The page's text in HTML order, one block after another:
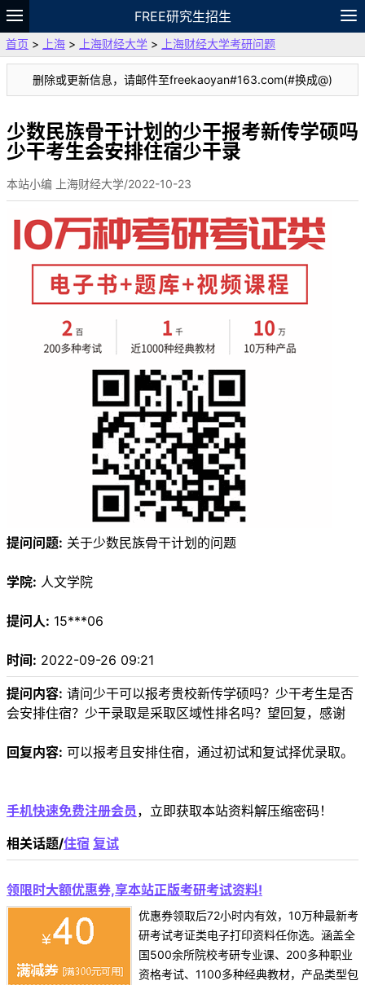
FREE研究生招生
题库
故事 专题 APP 笔记
论坛
VIP
资料
首页 > 上海 > 上海财经大学 > 上海财经大学考研问题
删除或更新信息，请邮件至freekaoyan#163.com(#换成@)
少数民族骨干计划的少干报考新传学硕吗
少干考生会安排住宿少干录
本站小编 上海财经大学/2022-10-23
提问问题: 关于少数民族骨干计划的问题
学院: 人文学院
提问人: 15***06
时间: 2022-09-26 09:21
提问内容: 请问少干可以报考贵校新传学硕吗？少干考生是否
会安排住宿？少干录取是采取区域性排名吗？望回复，感谢
回复内容: 可以报考且安排住宿，通过初试和复试择优录取。
手机快速免费注册会员 ，立即获取本站资料解压缩密码！
相关话题/住宿 复试
领限时大额优惠券,享本站正版考研考试资料!
优惠券领取后72小时内有效，10万种最新考
研考试考证类电子打印资料任你选。涵盖全
国500余所院校考研专业课、200多种职业
资格考试、1100多种经典教材，产品类型包